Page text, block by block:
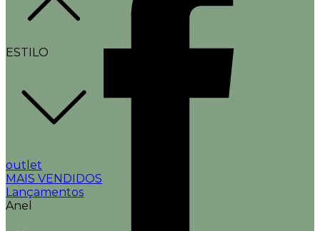
ESTILO
outlet
MAIS VENDIDOS
Lançamentos
Anel